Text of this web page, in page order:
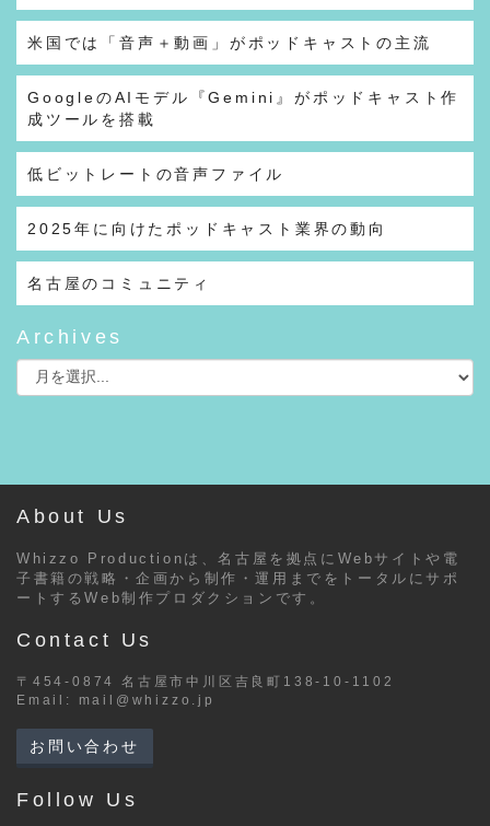
米国では「音声＋動画」がポッドキャストの主流
GoogleのAIモデル『Gemini』がポッドキャスト作
成ツールを搭載
低ビットレートの音声ファイル
2025年に向けたポッドキャスト業界の動向
名古屋のコミュニティ
Archives
About Us
Whizzo Productionは、名古屋を拠点にWebサイトや電
子書籍の戦略・企画から制作・運用までをトータルにサポ
ートするWeb制作プロダクションです。
Contact Us
〒454-0874 名古屋市中川区吉良町138-10-1102
Email: mail@whizzo.jp
お問い合わせ
Follow Us